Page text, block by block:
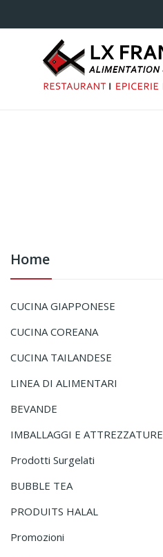
Home
CUCINA GIAPPONESE
CUCINA COREANA
CUCINA TAILANDESE
LINEA DI ALIMENTARI
BEVANDE
IMBALLAGGI E ATTREZZATURE
Prodotti Surgelati
BUBBLE TEA
PRODUITS HALAL
Promozioni